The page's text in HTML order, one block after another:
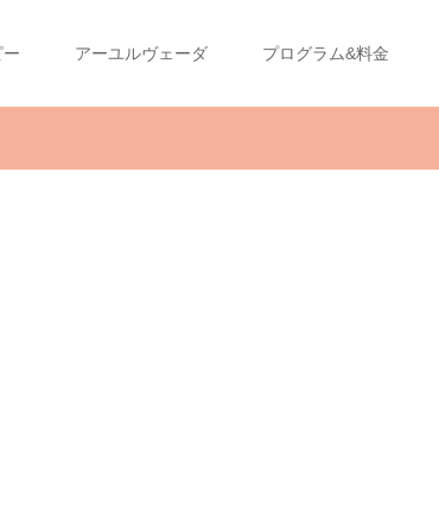
アーユルヴェーダ プログラム&料金